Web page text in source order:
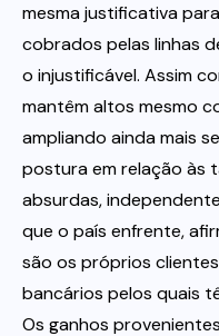
mesma justificativa
cobrados pelas linhas
o injustificável. Assim
mantêm altos mesmo
ampliando ainda mais
postura em relação às
absurdas,
que o país enfrente,
são os próprios
bancários pelos quais
Os ganhos